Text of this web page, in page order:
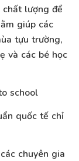
lượng để
giúp các
tựu trường,
và các bé học
school
quốc tế chỉ
chuyên gia